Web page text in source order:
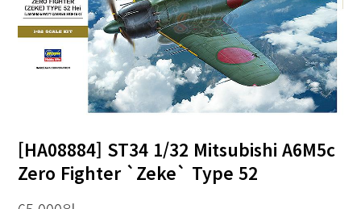
[HA08884] ST34 1/32 Mitsubishi A6M5c
Zero Fighter `Zeke` Type 52